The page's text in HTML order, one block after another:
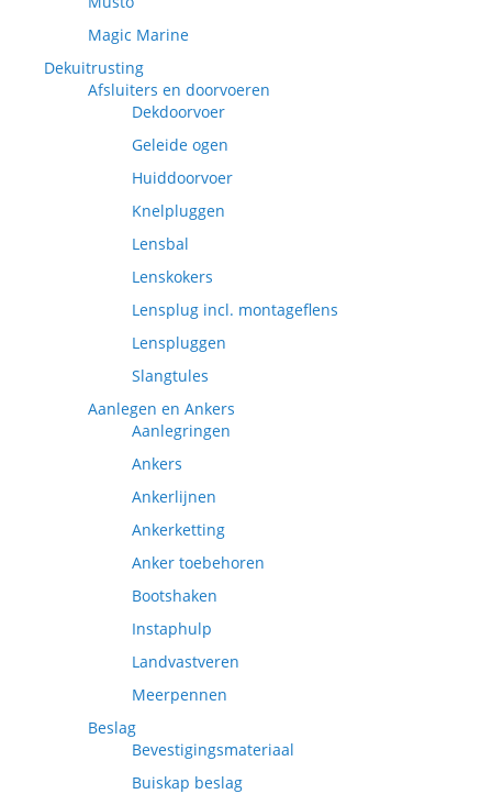
Magic Marine
Dekuitrusting
Afsluiters en doorvoeren
Dekdoorvoer
Geleide ogen
Huiddoorvoer
Knelpluggen
Lensbal
Lenskokers
Lensplug incl. montageflens
Lenspluggen
Slangtules
Aanlegen en Ankers
Aanlegringen
Ankers
Ankerlijnen
Ankerketting
Anker toebehoren
Bootshaken
Instaphulp
Landvastveren
Meerpennen
Beslag
Bevestigingsmateriaal
Buiskap beslag